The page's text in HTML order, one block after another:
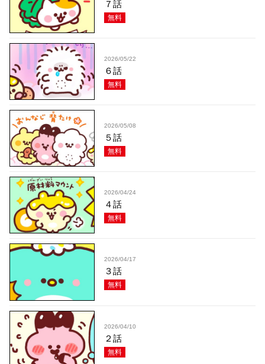
７話
無料
2026/05/22
６話
無料
2026/05/08
５話
無料
2026/04/24
４話
無料
2026/04/17
３話
無料
2026/04/10
２話
無料